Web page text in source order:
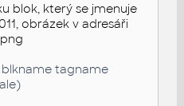
blok, který se jmenuje
obrázek v adresáři
tagname